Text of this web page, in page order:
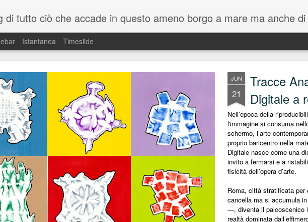
tutto ciò che accade in questo ameno borgo a mare ma anche di tutto ciò
Istantanea Timeslide
JUN
21
Tracce
Digitale a
Nell’epoca della
l'immagine si consuma
schermo, l’arte
proprio baricentro nella
Digitale nasce come una
invito a fermarsi e a
fisicità dell’opera d’arte.
Roma, città stratificata
cancella ma si accumula
—, diventa il palcoscenico
realtà dominata